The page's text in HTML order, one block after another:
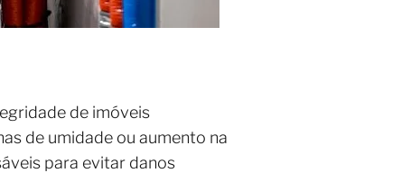
de imóveis
de umidade ou aumento na
para evitar danos